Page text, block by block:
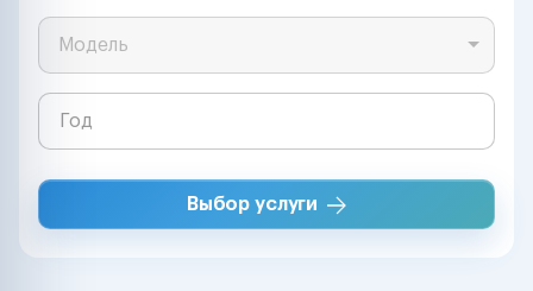
Модель
Выбор услуги